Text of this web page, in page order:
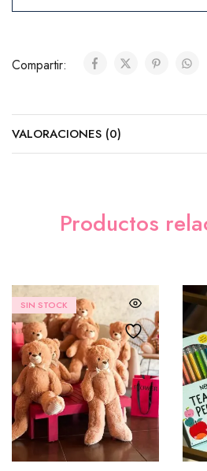
Compartir:
VALORACIONES (0)
Productos
SIN STOCK